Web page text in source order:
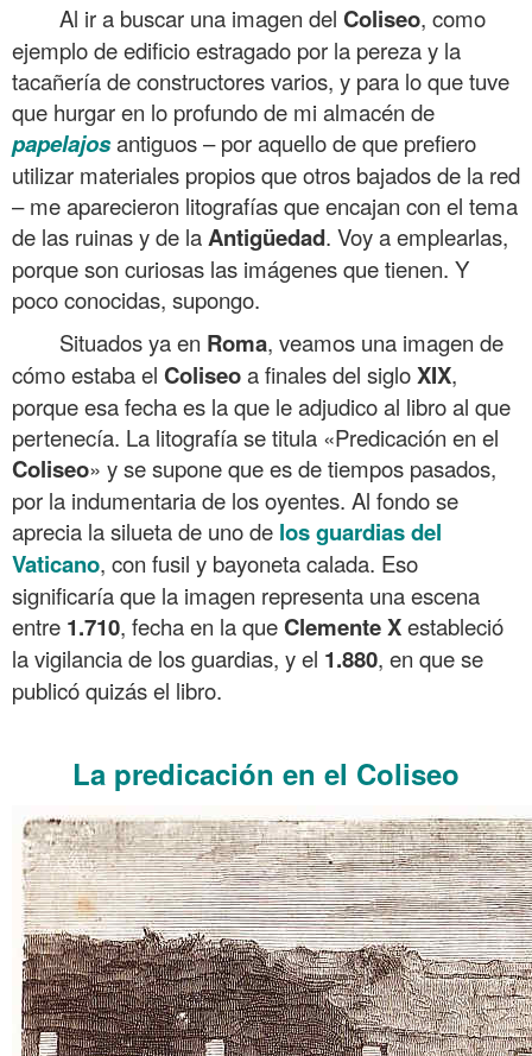
Al ir a buscar una imagen del Coliseo, como
ejemplo de edificio estragado por la pereza y la
tacañería de constructores varios, y para lo que tuve
que hurgar en lo profundo de mi almacén de
papelajosantiguos – por aquello de que prefiero
utilizar materiales propios que otros bajados de la red
– me aparecieron litografías que encajan con el tema
de las ruinas y de laAntigüedad. Voy a emplearlas,
porque son curiosas las imágenes que tienen. Y
poco conocidas, supongo.
Situados ya en Roma, veamos una imagen de
cómo estaba el Coliseoa finales del sigloXIX,
porque esa fecha es la que le adjudico al libro al que
pertenecía. La litografía se titula «Predicación en el
Coliseo» y se supone que es de tiempos pasados,
por la indumentaria de los oyentes. Al fondo se
aprecia la silueta de uno de los guardias del
Vaticano, con fusil y bayoneta calada. Eso
significaría que la imagen representa una escena
entre 1.710, fecha en la queClemente Xestableció
la vigilancia de los guardias, y el 1.880, en que se
publicó quizás el libro.
La predicación en el Coliseo